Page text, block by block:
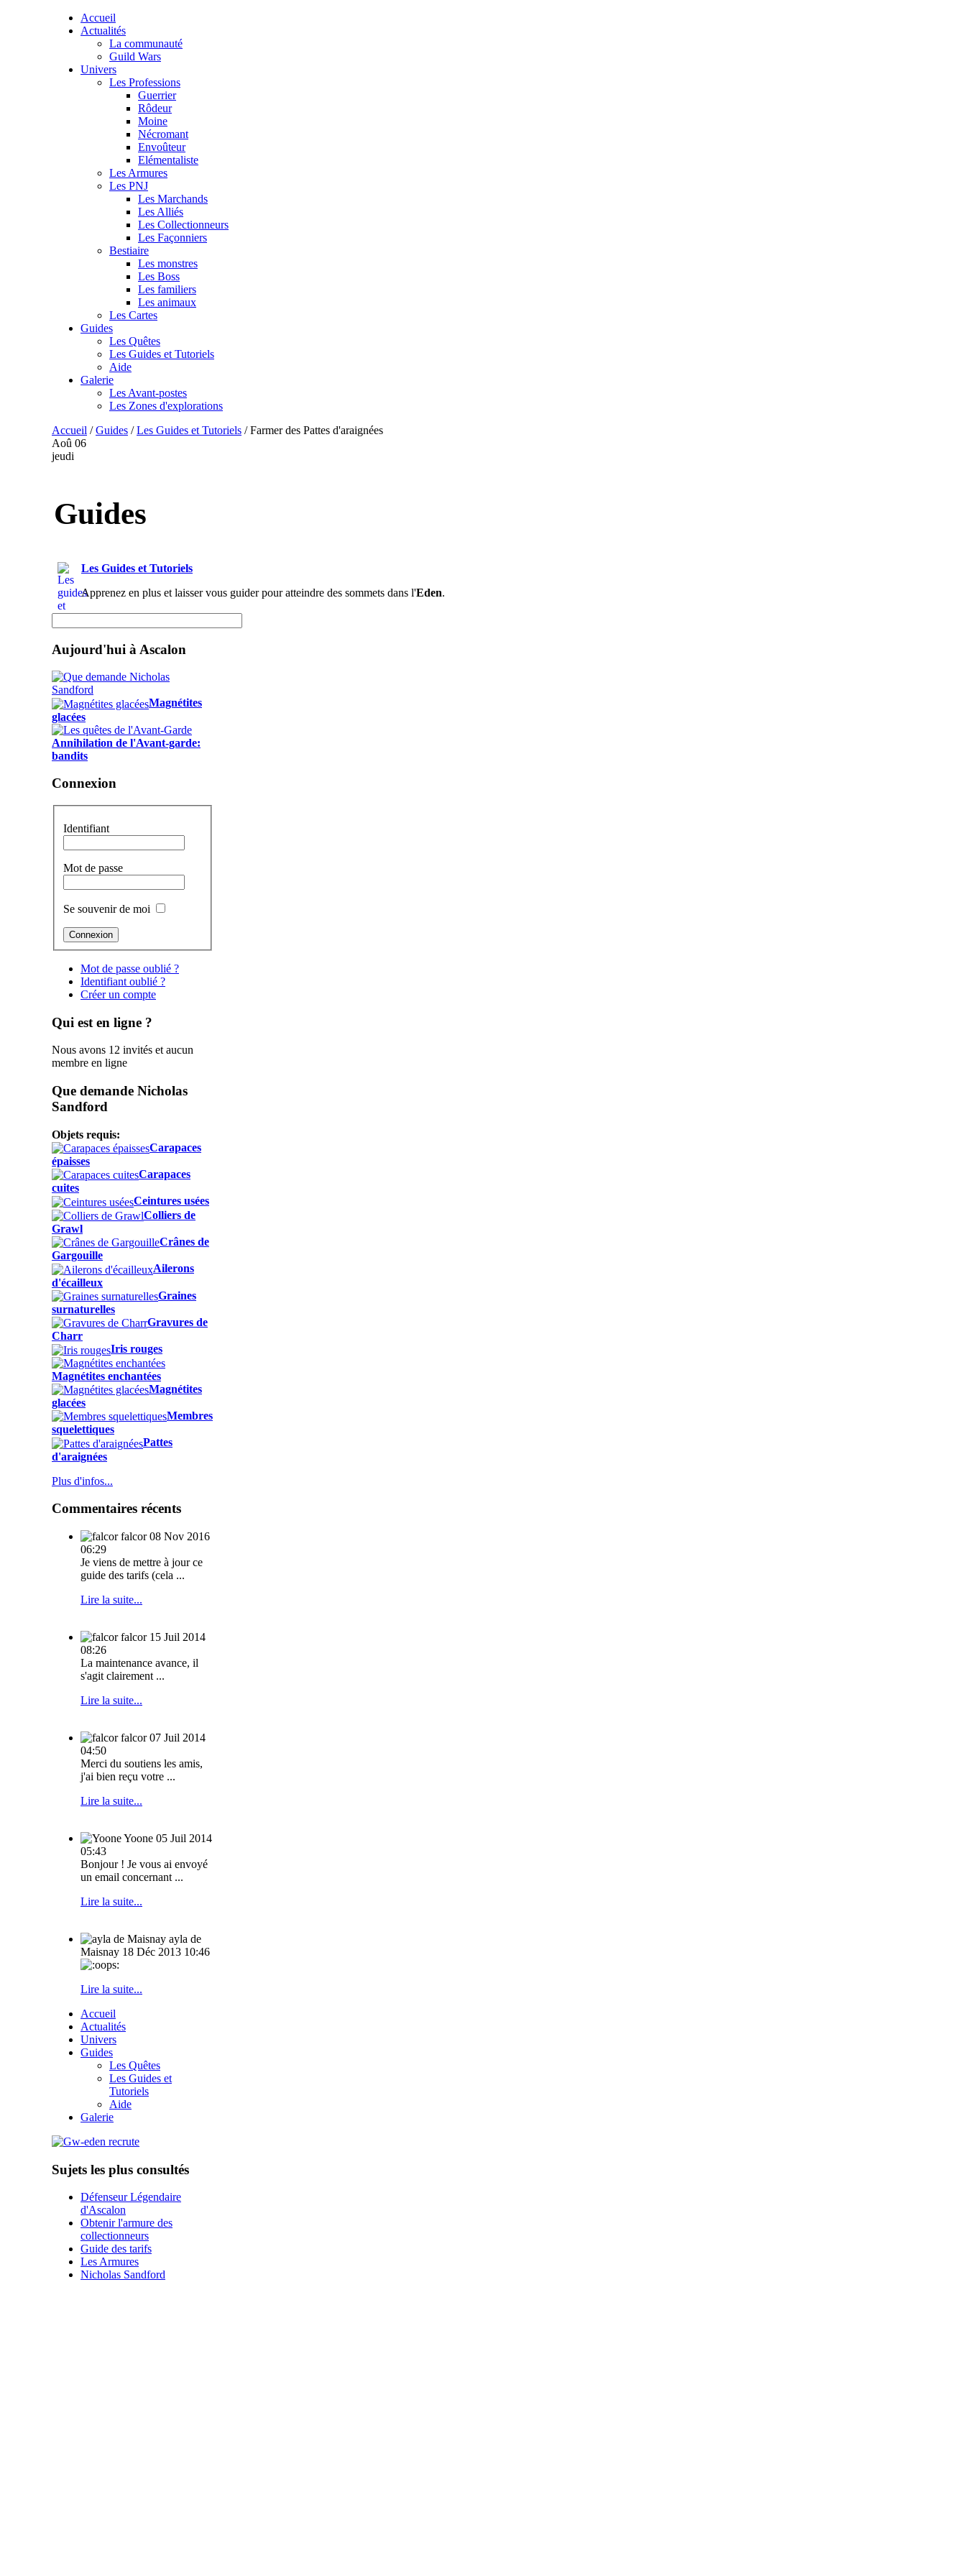
Accueil
Actualités
La communauté
Guild Wars
Univers
Les Professions
Guerrier
Rôdeur
Moine
Nécromant
Envoûteur
Elémentaliste
Les Armures
Les PNJ
Les Marchands
Les Alliés
Les Collectionneurs
Les Façonniers
Bestiaire
Les monstres
Les Boss
Les familiers
Les animaux
Les Cartes
Guides
Les Quêtes
Les Guides et Tutoriels
Aide
Galerie
Les Avant-postes
Les Zones d'explorations
Accueil /Guides /Les Guides et Tutoriels /Farmer des Pattes d'araignées
Aoû 06
jeudi
Guides
Les Guides et Tutoriels
Apprenez en plus et laisser vous guider pour atteindre des sommets dans l'Eden.
Aujourd'hui à Ascalon
Magnétites
glacées
Annihilation de l'Avant-garde:
bandits
Connexion
Identifiant
Mot de passe
Se souvenir de moi
Mot de passe oublié ?
Identifiant oublié ?
Créer un compte
Qui est en ligne ?
Nous avons 12 invités et aucun
membre en ligne
Que demande Nicholas
Sandford
Objets requis:
Carapaces
épaisses
Carapaces
cuites
Ceintures usées
Colliers de
Grawl
Crânes de
Gargouille
Ailerons
d'écailleux
Graines
surnaturelles
Gravures de
Charr
Iris rouges
Magnétites enchantées
Magnétites
glacées
Membres
squelettiques
Pattes
d'araignées
Plus d'infos...
Commentaires récents
falcor 08 Nov 2016
06:29
Je viens de mettre à jour ce
guide des tarifs (cela ...
Lire la suite...
falcor 15 Juil 2014
08:26
La maintenance avance, il
s'agit clairement ...
Lire la suite...
falcor 07 Juil 2014
04:50
Merci du soutiens les amis,
j'ai bien reçu votre ...
Lire la suite...
Yoone 05 Juil 2014
05:43
Bonjour ! Je vous ai envoyé
un email concernant ...
Lire la suite...
ayla de
Maisnay 18 Déc 2013 10:46
Lire la suite...
Accueil
Actualités
Univers
Guides
Les Quêtes
Les Guides et
Tutoriels
Aide
Galerie
Sujets les plus consultés
Défenseur Légendaire
d'Ascalon
Obtenir l'armure des
collectionneurs
Guide des tarifs
Les Armures
Nicholas Sandford